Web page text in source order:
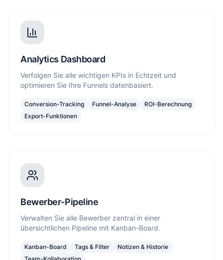
Analytics Dashboard
Verfolgen Sie alle wichtigen KPIs in Echtzeit und
optimieren Sie Ihre Funnels datenbasiert.
Conversion-Tracking Funnel-Analyse
ROI-Berechnung
Export-Funktionen
Bewerber-Pipeline
Verwalten Sie alle Bewerber zentral in einer
übersichtlichen Pipeline mit Kanban-Board.
Kanban-Board Tags & Filter
Notizen & Historie